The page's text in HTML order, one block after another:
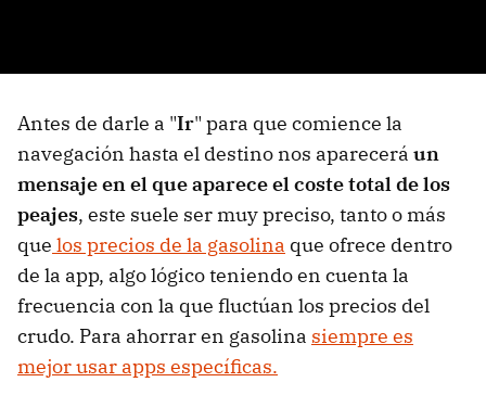
Antes de darle a "Ir" para que comience la
navegación hasta el destino nos aparecerá un
mensaje en el que aparece el coste total de los
peajes, este suele ser muy preciso, tanto o más
que los precios de la gasolina que ofrece dentro
de la app, algo lógico teniendo en cuenta la
frecuencia con la que fluctúan los precios del
crudo. Para ahorrar en gasolina siempre es
mejor usar apps específicas.